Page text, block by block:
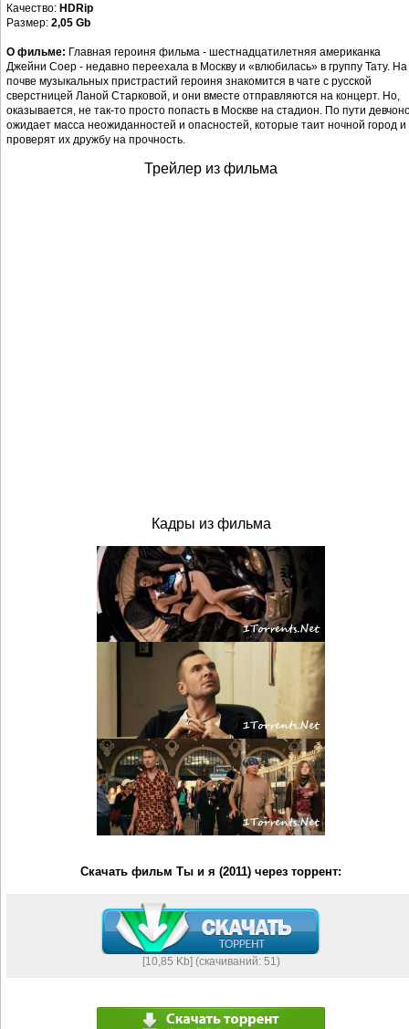
Качество: HDRip
Размер: 2,05 Gb
О фильме: Главная героиня фильма - шестнадцатилетняя американка
Джейни Соер - недавно переехала в Москву и «влюбилась» в группу Тату. На
почве музыкальных пристрастий героиня знакомится в чате с русской
сверстницей Ланой Старковой, и они вместе отправляются на концерт. Но,
оказывается, не так-то просто попасть в Москве на стадион. По пути
ожидает масса неожиданностей и опасностей, которые таит ночной город и
проверят их дружбу на прочность.
Трейлер из фильма
Кадры из фильма
Скачать фильм Ты и я (2011) через торрент:
[10,85 Kb] (cкачиваний: 51)